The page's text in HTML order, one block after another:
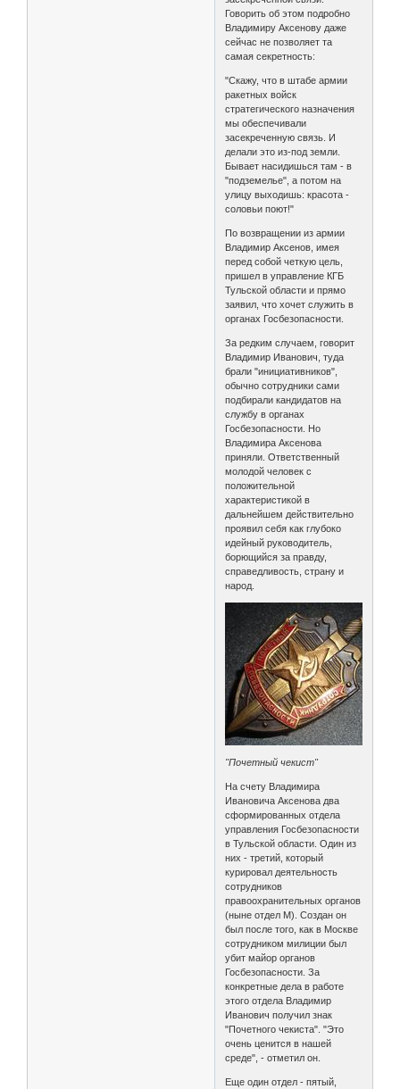
Говорить об этом подробно
Владимиру Аксенову даже
сейчас не позволяет та
самая секретность:
"Скажу, что в штабе армии
ракетных войск
стратегического назначения
мы обеспечивали
засекреченную связь. И
делали это из-под земли.
Бывает насидишься там - в
"подземелье", а потом на
улицу выходишь: красота -
соловьи поют!"
По возвращении из армии
Владимир Аксенов, имея
перед собой четкую цель,
пришел в управление КГБ
Тульской области и прямо
заявил, что хочет служить в
органах Госбезопасности.
За редким случаем, говорит
Владимир Иванович, туда
брали "инициативников",
обычно сотрудники сами
подбирали кандидатов на
службу в органах
Госбезопасности. Но
Владимира Аксенова
приняли. Ответственный
молодой человек с
положительной
характеристикой в
дальнейшем действительно
проявил себя как глубоко
идейный руководитель,
борющийся за правду,
справедливость, страну и
народ.
"Почетный чекист"
На счету Владимира
Ивановича Аксенова два
сформированных отдела
управления Госбезопасности
в Тульской области. Один из
них - третий, который
курировал деятельность
сотрудников
правоохранительных органов
(ныне отдел М). Создан он
был после того, как в Москве
сотрудником милиции был
убит майор органов
Госбезопасности. За
конкретные дела в работе
этого отдела Владимир
Иванович получил знак
"Почетного чекиста". "Это
очень ценится в нашей
среде", - отметил он.
Еще один отдел - пятый,